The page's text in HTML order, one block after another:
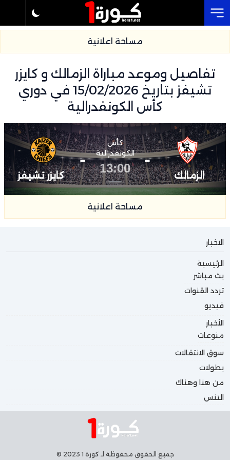
مساحة اعلانية
تفاصيل وموعد مباراة الزمالك و كايزر
تشيفز بتاريخ 15/02/2026 في دوري
كأس الكونفدرالية
الزمالك
-
كأس
الكونفدرالية
13:00
-
كايزر تشيفز
مساحة اعلانية
الاخبار
الرئيسية
بث مباشر
تردد القنوات
فيديو
الأخبار
منوعات
سوق الانتقالات
بطولات
من هنا وهناك
التنس
جميع الحقوق محفوظة لـ كورة 1 2023 ©